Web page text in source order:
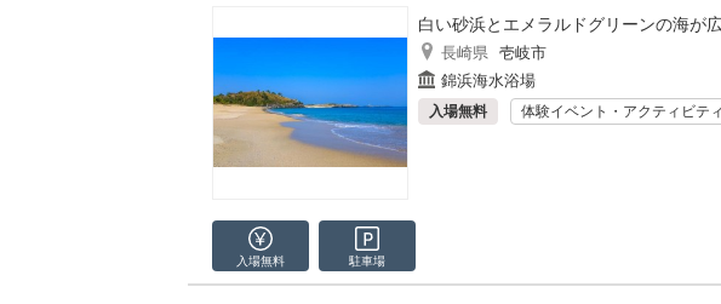
白い砂浜とエメラルドグリーンの海が
長崎県 壱岐市
錦浜海水浴場
入場無料 体験イベント・アクティビティ
入場無料 駐車場